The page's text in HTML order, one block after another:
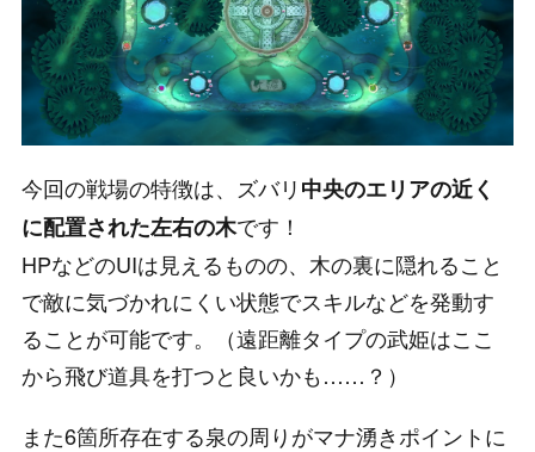
今回の戦場の特徴は、ズバリ中央のエリアの近く
に配置された左右の木です！
HPなどのUIは見えるものの、木の裏に隠れること
で敵に気づかれにくい状態でスキルなどを発動す
ることが可能です。（遠距離タイプの武姫はここ
から飛び道具を打つと良いかも……？）
また6箇所存在する泉の周りがマナ湧きポイントに